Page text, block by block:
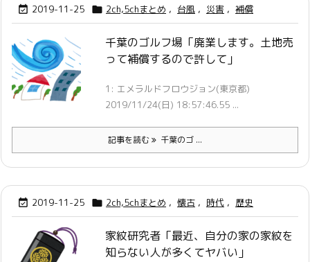
 2019-11-25  2ch,5chまとめ , 台風 , 災害 , 補償
千葉のゴルフ場「廃業します。土地売
って補償するので許して」
1: エメラルドフロウジョン(東京都)
2019/11/24(日) 18:57:46.55 ...
記事を読む 千葉のゴ ...
 2019-11-25  2ch,5chまとめ , 懐古 , 時代 , 歴史
家紋研究者「最近、自分の家の家紋を
知らない人が多くてヤバい」